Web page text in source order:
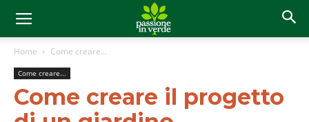
Home Come creare...
Come creare...
Come creare il progetto